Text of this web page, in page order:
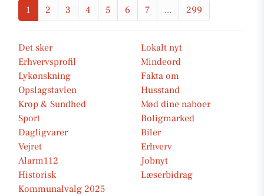
1 2 3 4 5 6 7 ... 299
Det sker
Lokalt nyt
Erhvervsprofil
Mindeord
Lykønskning
Fakta om
Opslagstavlen
Husstand
Krop & Sundhed
Mød dine naboer
Sport
Boligmarked
Dagligvarer
Biler
Vejret
Erhverv
Alarm112
Jobnyt
Historisk
Læserbidrag
Kommunalvalg 2025